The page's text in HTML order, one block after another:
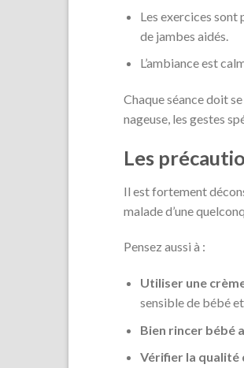
Les exercices
de jambes aidés.
L’ambiance est
Chaque séance doit
nageuse, les gestes
Les
Il est fortement
malade d’une
Pensez aussi à :
Utiliser une
sensible de bébé
Bien rincer bébé
Vérifier la qualité